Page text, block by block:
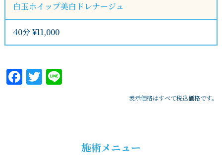
白玉ホイップ美白ドレナージュ
40分 ¥11,000
Facebook
Twitter
Line
表示価格はすべて税込価格です。
施術メニュー